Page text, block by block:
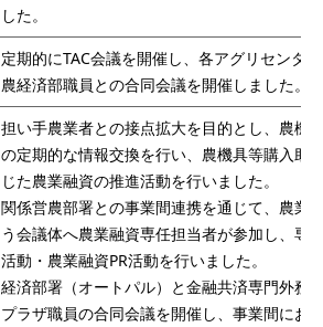
した。
定期的にTAC会議を開催し、各アグリセンタ
農経済部職員との合同会議を開催しました。
担い手農業者との接点拡大を目的とし、農機
の定期的な情報交換を行い、農機具等購入助
じた農業融資の推進活動を行いました。
関係営農部署との事業間連携を通じて、農業
う会議体へ農業融資専任担当者が参加し、専
活動・農業融資PR活動を行いました。
経済部署（オートパル）と金融共済専門外務
プラザ職員の合同会議を開催し、事業間にお